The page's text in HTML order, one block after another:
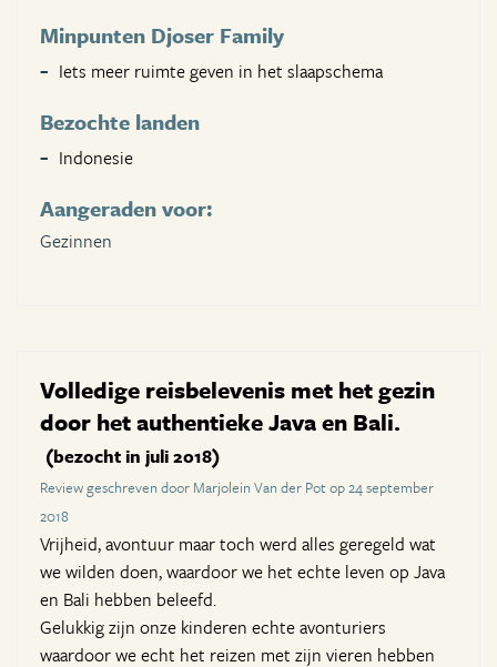
Minpunten Djoser Family
Iets meer ruimte geven in het slaapschema
Bezochte landen
Indonesie
Aangeraden voor:
Gezinnen
Volledige reisbelevenis met het gezin
door het authentieke Java en Bali.
(bezocht in juli 2018)
Review geschreven door Marjolein Van der Pot op 24 september
2018
Vrijheid, avontuur maar toch werd alles geregeld wat
we wilden doen, waardoor we het echte leven op Java
en Bali hebben beleefd.
Gelukkig zijn onze kinderen echte avonturiers
waardoor we echt het reizen met zijn vieren hebben